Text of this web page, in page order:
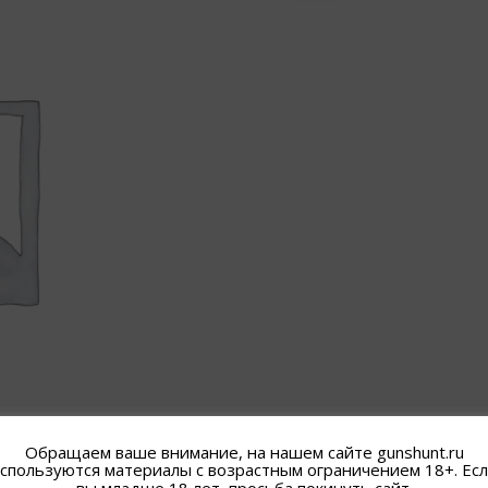
Обращаем ваше внимание, на нашем сайте gunshunt.ru
материалы с возрастным ограничением 18+.